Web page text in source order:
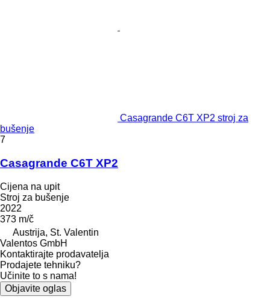
Casagrande C6T XP2 stroj za
bušenje
7
Casagrande C6T XP2
Cijena na upit
Stroj za bušenje
2022
373 m/č
Austrija, St. Valentin
Valentos GmbH
Kontaktirajte prodavatelja
Prodajete tehniku?
Učinite to s nama!
Objavite oglas